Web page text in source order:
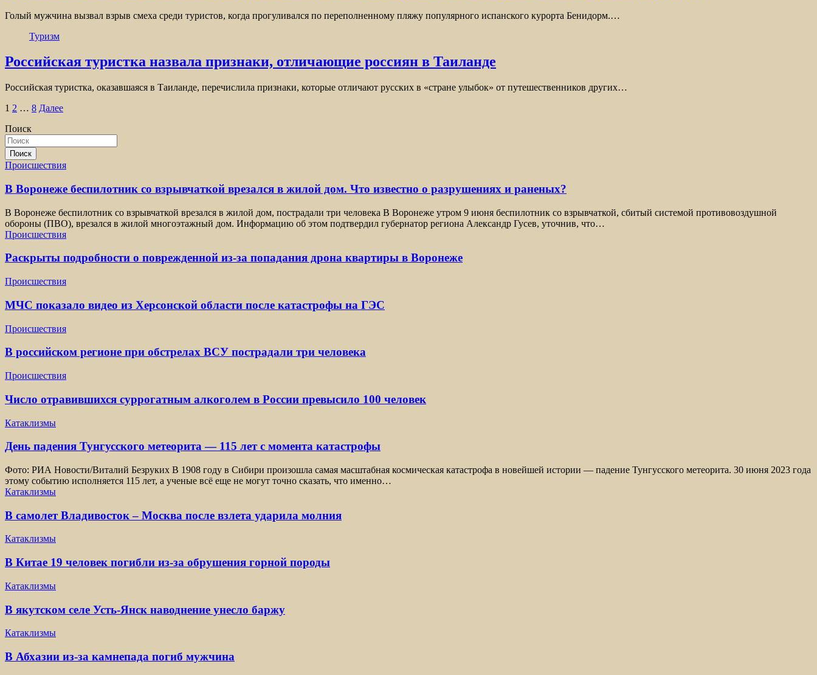
Голый мужчина вызвал взрыв смеха среди туристов, когда прогуливался по переполненному пляжу популярного испанского курорта Бенидорм.…
Туризм
Российская туристка назвала признаки, отличающие россиян в Таиланде
Российская туристка, оказавшаяся в Таиланде, перечислила признаки, которые отличают русских в «стране улыбок» от путешественников других…
Пагинация
записей
1 2 … 8 Далее
Поиск
Поиск
Происшествия
В Воронеже беспилотник со взрывчаткой врезался в жилой дом. Что известно о разрушениях и раненых?
В Воронеже беспилотник со взрывчаткой врезался в жилой дом, пострадали три человека В Воронеже утром 9 июня беспилотник со взрывчаткой, сбитый системой противовоздушной
обороны (ПВО), врезался в жилой многоэтажный дом. Информацию об этом подтвердил губернатор региона Александр Гусев, уточнив, что…
Происшествия
Раскрыты подробности о поврежденной из-за попадания дрона квартиры в Воронеже
Происшествия
МЧС показало видео из Херсонской области после катастрофы на ГЭС
Происшествия
В российском регионе при обстрелах ВСУ пострадали три человека
Происшествия
Число отравившихся суррогатным алкоголем в России превысило 100 человек
Катаклизмы
День падения Тунгусского метеорита — 115 лет с момента катастрофы
Фото: РИА Новости/Виталий Безруких В 1908 году в Сибири произошла самая масштабная космическая катастрофа в новейшей истории — падение Тунгусского метеорита. 30 июня 2023 года
этому событию исполняется 115 лет, а ученые всё еще не могут точно сказать, что именно…
Катаклизмы
В самолет Владивосток – Москва после взлета ударила молния
Катаклизмы
В Китае 19 человек погибли из-за обрушения горной породы
Катаклизмы
В якутском селе Усть-Янск наводнение унесло баржу
Катаклизмы
В Абхазии из-за камнепада погиб мужчина